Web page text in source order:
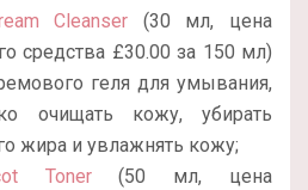
Cleanser (30 мл, цена
средства £30.00 за 150 мл)
геля для умывания,
очищать кожу, убирать
жира и увлажнять кожу;
Toner(50 мл, цена